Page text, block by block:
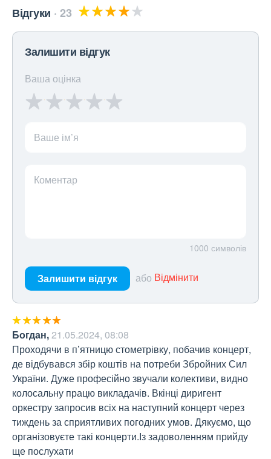
Відгуки 23
Залишити відгук
Ваша оцінка
Ваше ім’я
Коментар
1000 символів
Залишити відгук або Відмінити
Богдан,21.05.2024, 08:08
Проходячи в п’ятницю стометрівку, побачив концерт,
де відбувався збір коштів на потреби Збройних Сил
України. Дуже професійно звучали колективи, видно
колосальну працю викладачів. Вкінці диригент
оркестру запросив всіх на наступний концерт через
тиждень за сприятливих погодних умов. Дякуємо, що
організовуєте такі концерти.Із задоволенням прийду
ще послухати